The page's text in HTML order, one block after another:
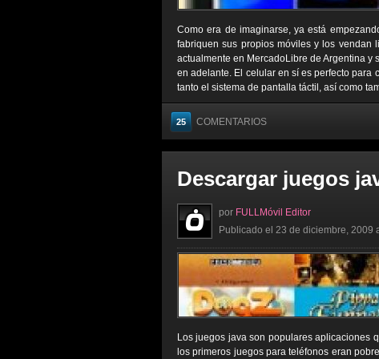
Como era de imaginarse, ya está
fabriquen sus propios móviles y los vendan
actualmente en MercadoLibre de Argentina
en adelante. El celular en sí es perfecto para
tanto el sistema de pantalla táctil, así como
25 COMENTARIOS
Descargar juegos
por FULLMóvil Editor
Publicado el 23 de diciembre, 2009
Los juegos java son populares aplicaciones
los primeros juegos para teléfonos eran